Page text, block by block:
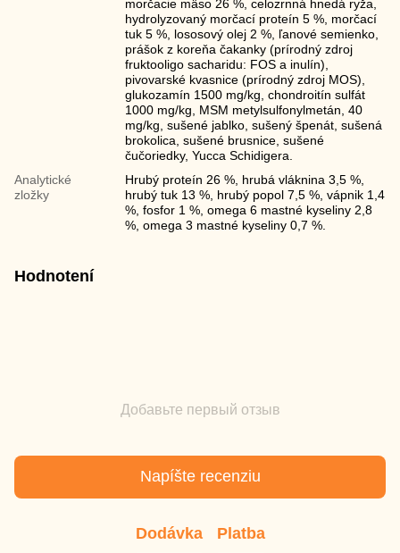
morčacie mäso 26 %, celozrnná hnedá ryža,
hydrolyzovaný morčací proteín 5 %, morčací
tuk 5 %, lososový olej 2 %, ľanové semienko,
prášok z koreňa čakanky (prírodný zdroj
fruktooligo sacharidu: FOS a inulín),
pivovarské kvasnice (prírodný zdroj MOS),
glukozamín 1500 mg/kg, chondroitín sulfát
1000 mg/kg, MSM metylsulfonylmetán, 40
mg/kg, sušené jablko, sušený špenát, sušená
brokolica, sušené brusnice, sušené
čučoriedky, Yucca Schidigera.
Analytické
zložky
Hrubý proteín 26 %, hrubá vláknina 3,5 %,
hrubý tuk 13 %, hrubý popol 7,5 %, vápnik 1,4
%, fosfor 1 %, omega 6 mastné kyseliny 2,8
%, omega 3 mastné kyseliny 0,7 %.
Hodnotení
Добавьте первый отзыв
Napíšte recenziu
Dodávka Platba